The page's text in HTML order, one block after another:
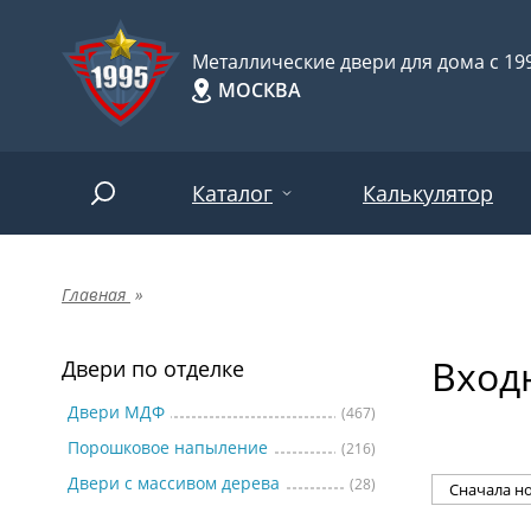
Металлические двери для дома с
МОСКВА
Каталог
Двери по отделке
Двери по назначению
Двери по особенностям
Калькулятор
Главная »
Двери по отделке
Двери МДФ (467)
Порошковое напыление (216)
Двери с массивом дерева (28)